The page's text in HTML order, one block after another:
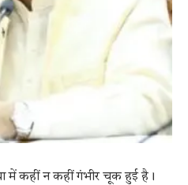
में कहीं न कहीं गंभीर चूक हुई है।